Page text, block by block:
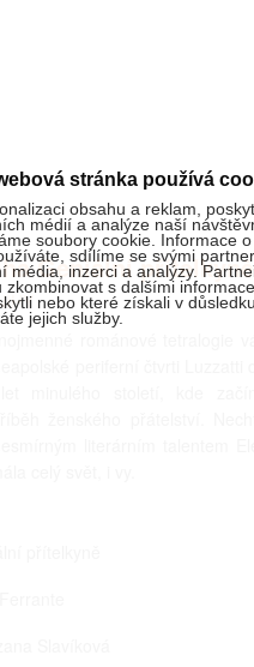
Geniální přítelkyně
románové tetralogie vás
periferní čtvrti Luzzatti do
minulého století, kde začíná
ženského přátelství. Nechte
literárním talentem
celý svět, i vy.
přítelkyně
Slavíková
stránka používá
obsahu a reklam,
médií a analýze naší
soubory cookie. Informace
sdílíme se svými
média, inzerci a analýzy.
zkombinovat s dalšími
nebo které získali v
jejich služby.